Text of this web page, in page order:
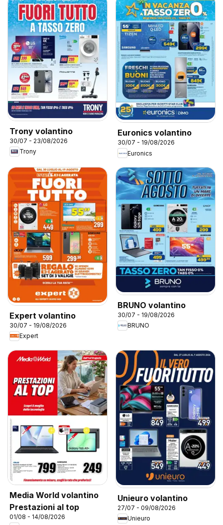
Trony volantino
30/07 - 23/08/2026
Trony
Euronics volantino
30/07 - 19/08/2026
Euronics
Expert volantino
30/07 - 19/08/2026
Expert
BRUNO volantino
30/07 - 19/08/2026
BRUNO
Media World volantino
Prestazioni al top
01/08 - 14/08/2026
Unieuro volantino
27/07 - 09/08/2026
Unieuro